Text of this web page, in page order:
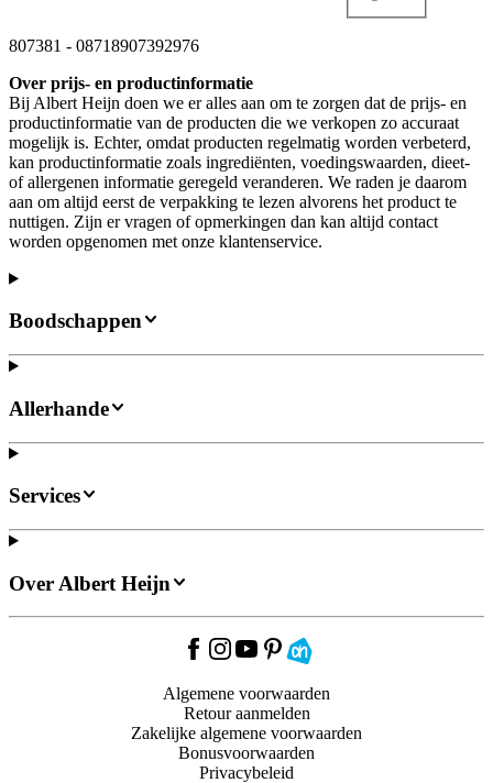
807381 - 08718907392976
Over prijs- en productinformatie
Bij Albert Heijn doen we er alles aan om te zorgen dat de prijs- en
productinformatie van de producten die we verkopen zo accuraat
mogelijk is. Echter, omdat producten regelmatig worden verbeterd,
kan productinformatie zoals ingrediënten, voedingswaarden, dieet-
of allergenen informatie geregeld veranderen. We raden je daarom
aan om altijd eerst de verpakking te lezen alvorens het product te
nuttigen. Zijn er vragen of opmerkingen dan kan altijd contact
worden opgenomen met onze klantenservice.
Boodschappen
Allerhande
Services
Over Albert Heijn
Algemene voorwaarden
Retour aanmelden
Zakelijke algemene voorwaarden
Bonusvoorwaarden
Privacybeleid